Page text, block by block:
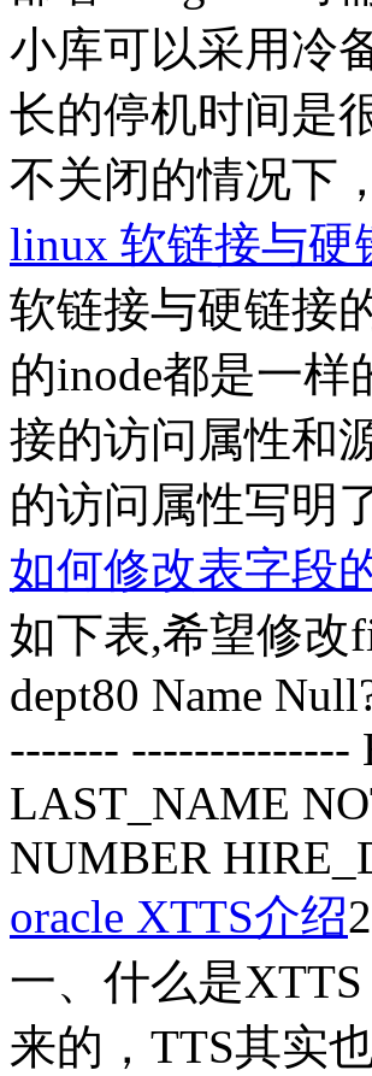
小库可以采用冷
长的停机时间是
不关闭的情况下
linux 软链接与硬
软链接与硬链接
的inode都是一样
接的访问属性和
的访问属性写明
如何修改表字段
如下表,希望修改
dept80 Name
------- --------------
LAST_NAME
NUMBER
oracle XTTS介绍
一、什么是
来的，TTS其实